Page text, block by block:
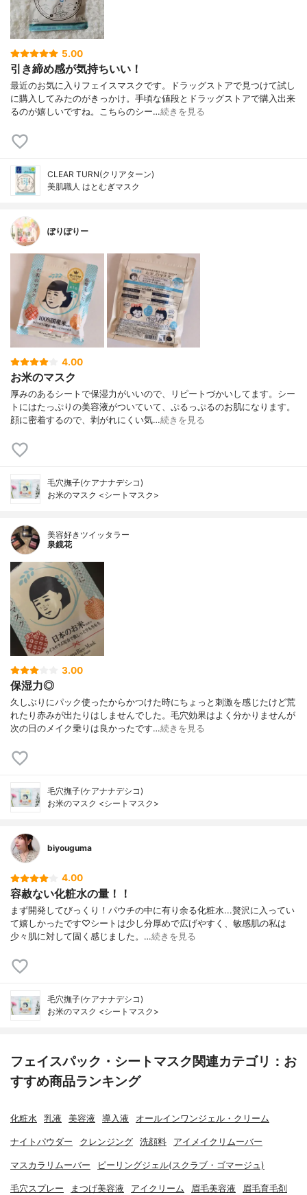
5.00
引き締め感が気持ちいい！
最近のお気に入りフェイスマスクです。ドラッグストアで見つけて試し
に購入してみたのがきっかけ。手頃な値段とドラッグストアで購入出来
るのが嬉しいですね。こちらのシー…続きを見る
CLEAR TURN(クリアターン)
美肌職人 はとむぎマスク
ぽりぽりー
4.00
お米のマスク
厚みのあるシートで保湿力がいいので、リピートづかいしてます。シー
トにはたっぷりの美容液がついていて、ぷるっぷるのお肌になります。
顔に密着するので、剥がれにくい気…続きを見る
毛穴撫子(ケアナナデシコ)
お米のマスク <シートマスク>
美容好きツイッタラー
泉鏡花
3.00
保湿力◎
久しぶりにパック使ったからかつけた時にちょっと刺激を感じたけど荒
れたり赤みが出たりはしませんでした。毛穴効果はよく分かりませんが
次の日のメイク乗りは良かったです…続きを見る
毛穴撫子(ケアナナデシコ)
お米のマスク <シートマスク>
biyouguma
4.00
容赦ない化粧水の量！！
まず開発してびっくり！パウチの中に有り余る化粧水...贅沢に入ってい
て嬉しかったです♡シートは少し分厚めで広げやすく、敏感肌の私は
少々肌に対して固く感じました。…続きを見る
毛穴撫子(ケアナナデシコ)
お米のマスク <シートマスク>
フェイスパック・シートマスク関連カテゴリ：お
すすめ商品ランキング
化粧水 乳液 美容液 導入液 オールインワンジェル・クリーム
ナイトパウダー クレンジング 洗顔料 アイメイクリムーバー
マスカラリムーバー ピーリングジェル(スクラブ・ゴマージュ)
毛穴スプレー まつげ美容液 アイクリーム 眉毛美容液 眉毛育毛剤